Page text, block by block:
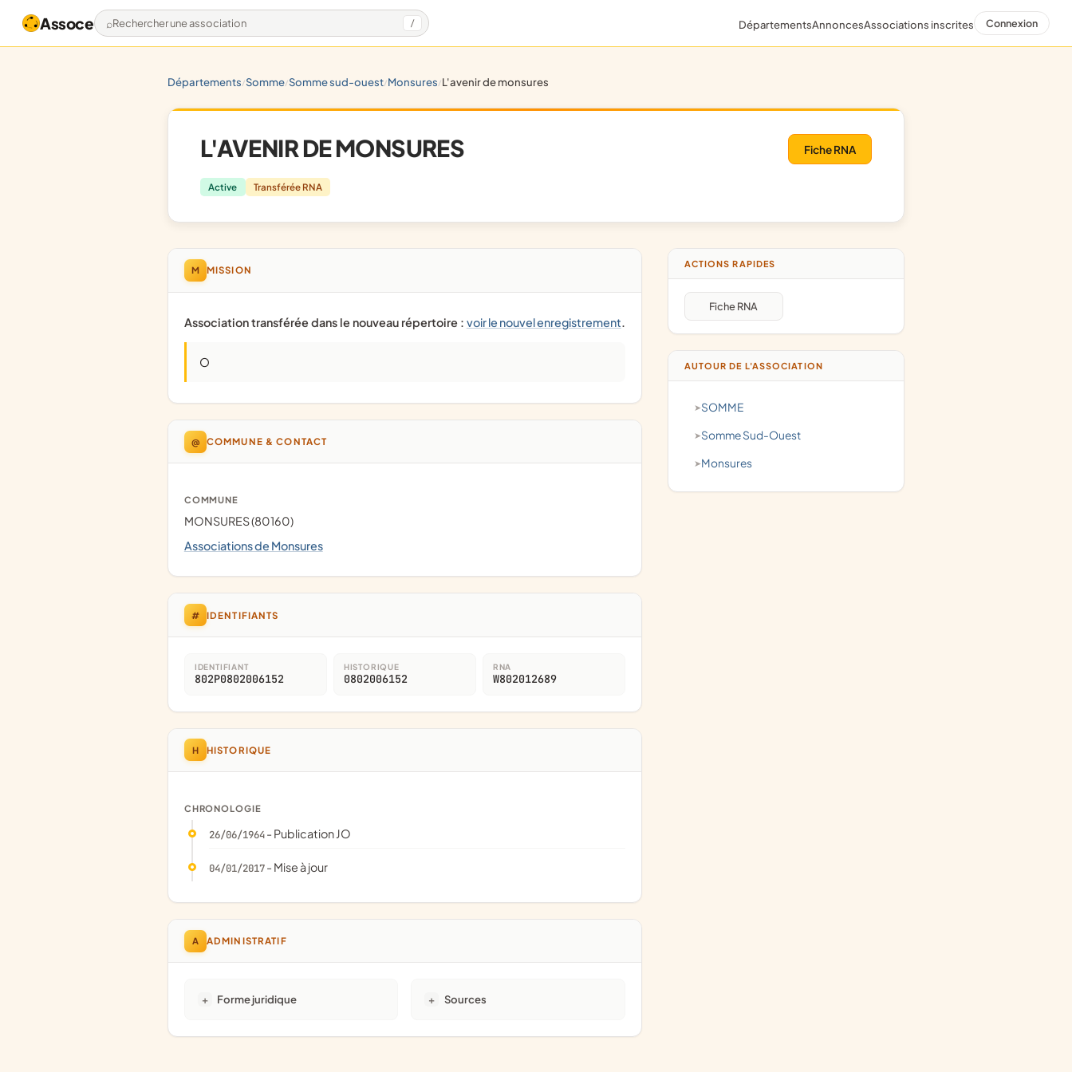
Assoce Rechercher une association / DépartementsAnnoncesAssociations inscrites Connexion
départements/ somme/ somme sud-ouest/ monsures/ l'avenir de monsures
L'AVENIR DE MONSURES
Active Transférée RNA
Fiche RNA
M MISSION
Association transférée dans le nouveau répertoire : voir le nouvel enregistrement.
O
@ COMMUNE & CONTACT
COMMUNE
MONSURES (80160)
Associations de Monsures
# IDENTIFIANTS
IDENTIFIANT
802P0802006152
HISTORIQUE
0802006152
RNA
W802012689
H HISTORIQUE
CHRONOLOGIE
26/06/1964- Publication JO
04/01/2017- Mise à jour
A ADMINISTRATIF
Forme juridique Sources
ACTIONS RAPIDES
Fiche RNA
AUTOUR DE L'ASSOCIATION
SOMME
Somme Sud-Ouest
Monsures